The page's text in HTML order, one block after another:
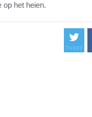
het heien.